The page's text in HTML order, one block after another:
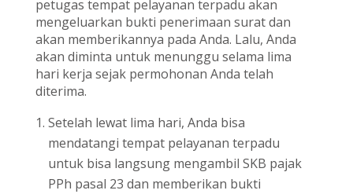
petugas tempat pelayanan terpadu akan
mengeluarkan bukti penerimaan surat dan
akan memberikannya pada Anda. Lalu, Anda
akan diminta untuk menunggu selama lima
hari kerja sejak permohonan Anda telah
diterima.
Setelah lewat lima hari, Anda bisa
mendatangi tempat pelayanan terpadu
untuk bisa langsung mengambil SKB pajak
PPh pasal 23 dan memberikan bukti